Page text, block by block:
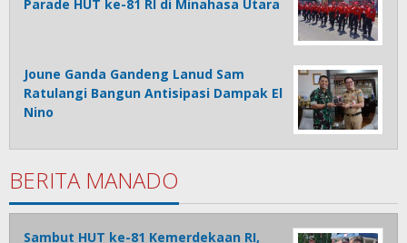
Parade HUT ke-81 RI di Minahasa Utara
Joune Ganda Gandeng Lanud Sam
Ratulangi Bangun Antisipasi Dampak El
Nino
BERITA MANADO
Sambut HUT ke-81 Kemerdekaan RI,